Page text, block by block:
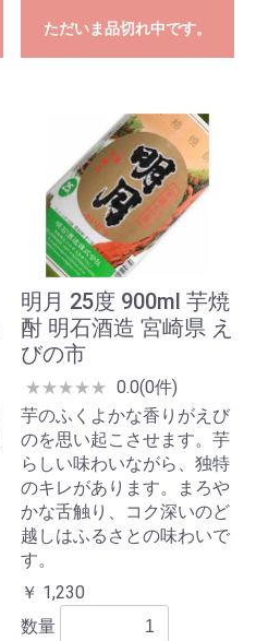
ただいま品切れ中です。
明月 25度 900ml 芋焼
酎 明石酒造 宮崎県 え
びの市
★★★★★ 0.0(0件)
芋のふくよかな香りがえび
のを思い起こさせます。芋
らしい味わいながら、独特
のキレがあります。まろや
かな舌触り、コク深いのど
越しはふるさとの味わいで
す。
￥ 1,230
数量